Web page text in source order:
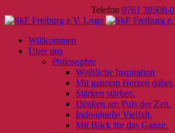
to
Telefon 0761 38508-0
Willkommen
Über uns
Philosophie
Weibliche Inspiration
Mit ganzem Herzen dabei.
Stärken stärken.
Denken am Puls der Zeit.
Individuelle Vielfalt.
Mit Blick für das Ganze.